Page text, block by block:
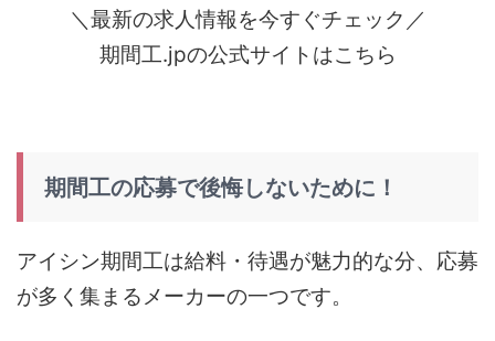
＼最新の求人情報を今すぐチェック／
期間工.jpの公式サイトはこちら
期間工の応募で後悔しないために！
アイシン期間工は給料・待遇が魅力的な分、応募
が多く集まるメーカーの一つです。